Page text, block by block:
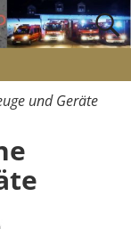
und Geräte